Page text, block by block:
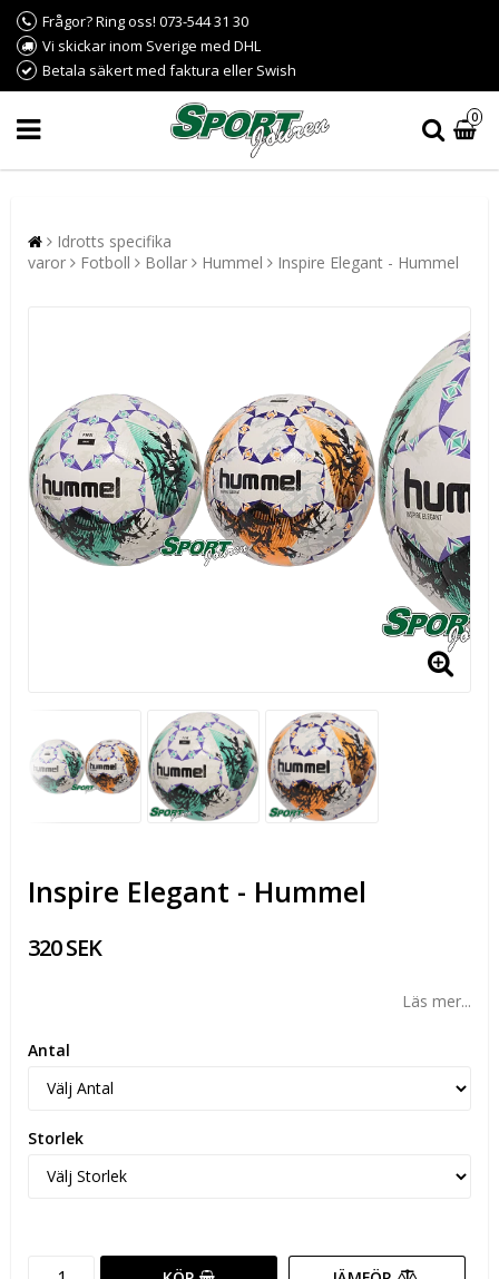
Frågor? Ring oss! 073-544 31 30
Vi skickar inom Sverige med DHL
Betala säkert med faktura eller Swish
0
Idrotts specifika
varor
Fotboll Bollar Hummel Inspire Elegant - Hummel
Inspire Elegant - Hummel
320 SEK
Läs mer...
Antal
Storlek